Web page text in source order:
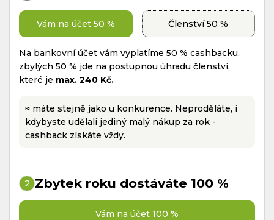
Vám na účet 50 % Členství 50 %
Na bankovní účet vám vyplatíme 50 % cashbacku,
zbylých 50 % jde na postupnou úhradu členství,
které je max. 240 Kč.
≈ máte stejně jako u konkurence. Neproděláte, i
kdybyste udělali jediný malý nákup za rok -
cashback získáte vždy.
2 Zbytek roku dostáváte 100 %
Vám na účet 100 %